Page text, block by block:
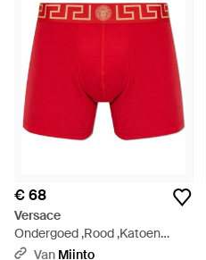
€ 68
Versace
Ondergoed ,Rood ,Katoen
Cotton-Jersey Lange Trunks -
Van Miinto